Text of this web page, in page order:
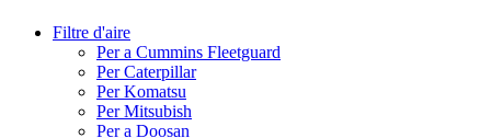
Filtre d'aire
Per a Cummins Fleetguard
Per Caterpillar
Per Komatsu
Per Mitsubish
Per a Doosan